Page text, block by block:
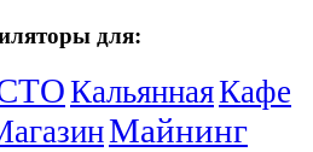
для:
КальяннаяКафе
Майнинг